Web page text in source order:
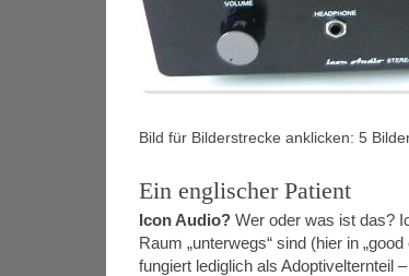
Bild für Bilderstrecke anklicken: 5
Ein englischer Patient
Icon Audio? Wer oder was ist das?
Raum „unterwegs“ sind (hier in
fungiert lediglich als Adoptivelternteil